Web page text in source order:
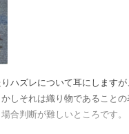
ハズレについて耳にします
しそれは織り物であること
合判断が難しいところです。